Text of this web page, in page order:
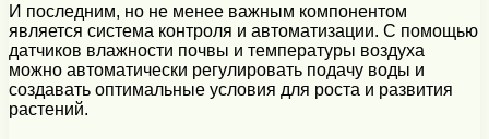
И последним, но не менее важным компонентом
является система контроля и автоматизации. С помощью
датчиков влажности почвы и температуры воздуха
можно автоматически регулировать подачу воды и
создавать оптимальные условия для роста и развития
растений.